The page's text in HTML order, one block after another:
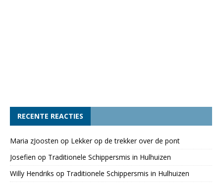
RECENTE REACTIES
Maria zJoosten op Lekker op de trekker over de pont
Josefien op Traditionele Schippersmis in Hulhuizen
Willy Hendriks op Traditionele Schippersmis in Hulhuizen